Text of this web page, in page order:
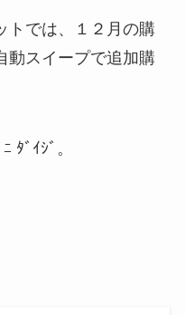
トでは、１２月の購
動スイープで追加購
ﾀﾞｲｼﾞ。